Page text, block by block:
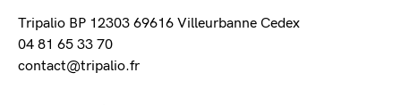
Tripalio BP 12303 69616 Villeurbanne Cedex
04 81 65 33 70
contact@tripalio.fr